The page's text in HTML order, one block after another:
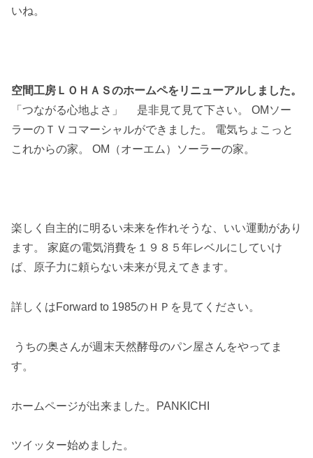
いね。
空間工房ＬＯＨＡＳのホームペをリニューアルしました。
「つながる心地よさ」 是非見て見て下さい。 OMソー
ラーのＴＶコマーシャルができました。 電気ちょこっと
これからの家。 OM（オーエム）ソーラーの家。
楽しく自主的に明るい未来を作れそうな、いい運動があり
ます。 家庭の電気消費を１９８５年レベルにしていけ
ば、原子力に頼らない未来が見えてきます。
詳しくはForward to 1985のＨＰを見てください。
うちの奥さんが週末天然酵母のパン屋さんをやってま
す。
ホームページが出来ました。PANKICHI
ツイッター始めました。